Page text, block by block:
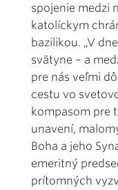
spojenie medzi
katolíckym
bazilikou. „V
svätyne – a
pre nás veľmi
cestu vo
kompasom pre
unavení,
Boha a jeho
emeritný
prítomných